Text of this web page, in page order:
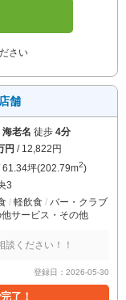
さい
舗
海老名 徒歩 4分
円 / 12,822円
61.34坪(202.79m2)
3
軽飲食
バー・クラブ
他サービス・その他
ください！！
登録日：2026-05-30
了！